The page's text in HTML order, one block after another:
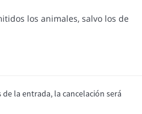
los animales, salvo los de
la entrada, la cancelación será